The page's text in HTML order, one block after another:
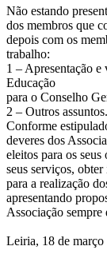
Não estando
dos membros que
depois com os
trabalho:
1 – Apresentação e
Educação
para o Conselho
2 – Outros assuntos.
Conforme
deveres dos
eleitos para os
seus serviços,
para a realização
apresentando
Associação sempre
Leiria, 18 de março